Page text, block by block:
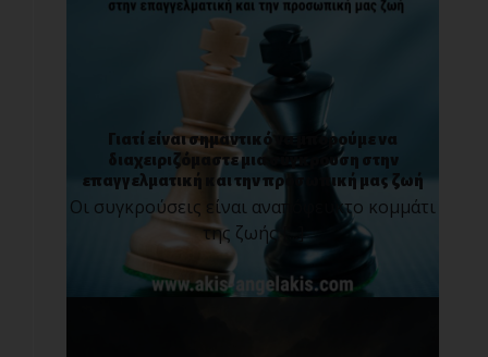
Γιατί είναι σημαντικό να μπορούμε να
διαχειριζόμαστε μια σύγκρουση στην
επαγγελματική και την προσωπική μας ζωή
Οι συγκρούσεις είναι αναπόφευκτο κομμάτι
της ζωής [...]